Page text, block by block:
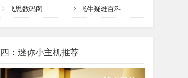
飞思数码阁 飞牛疑难百科
四：迷你小主机推荐